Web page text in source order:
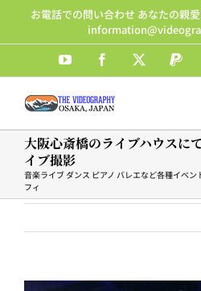
content
お電話での問い合わせ あなたの親
YouTube Facebook
大阪心斎橋のライブハウスに
イブ撮影
音楽ライブ ダンス ピアノ バレエなど各種イベ
フィ